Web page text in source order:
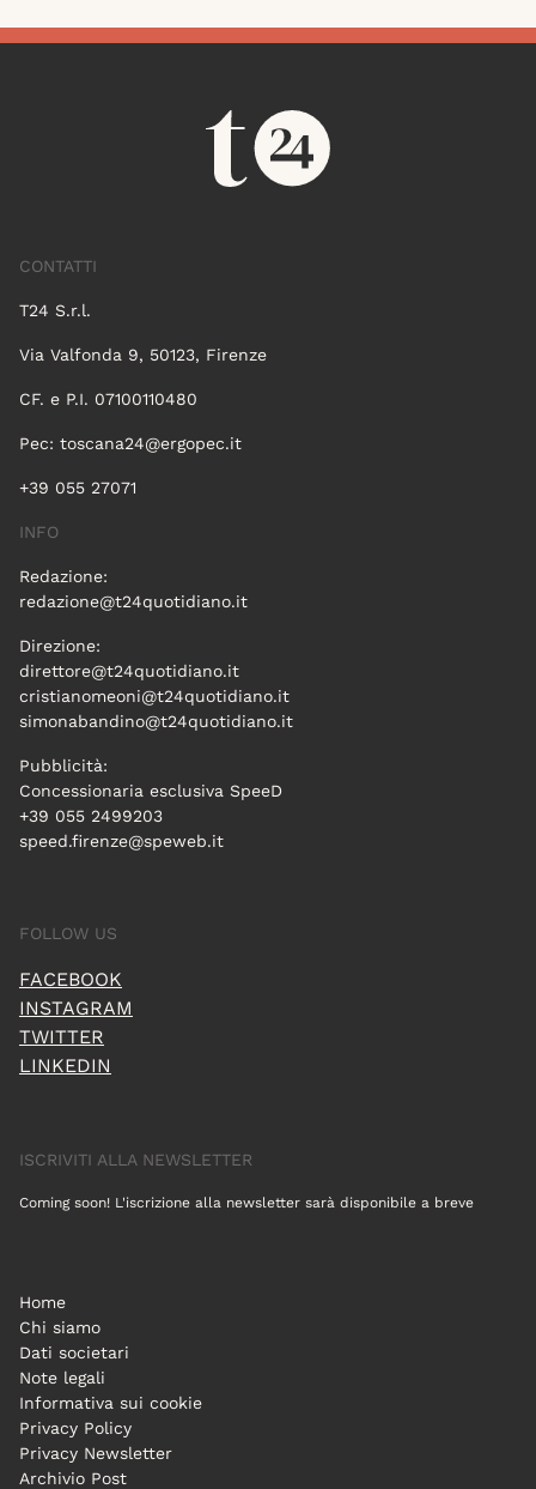
CONTATTI
T24 S.r.l.
Via Valfonda 9, 50123, Firenze
CF. e P.I. 07100110480
Pec: toscana24@ergopec.it
+39 055 27071
INFO
Redazione:
redazione@t24quotidiano.it
Direzione:
direttore@t24quotidiano.it
cristianomeoni@t24quotidiano.it
simonabandino@t24quotidiano.it
Pubblicità:
Concessionaria esclusiva SpeeD
+39 055 2499203
speed.firenze@speweb.it
FOLLOW US
FACEBOOK
INSTAGRAM
TWITTER
LINKEDIN
ISCRIVITI ALLA NEWSLETTER
Coming soon! L'iscrizione alla newsletter sarà disponibile a breve
Home
Chi siamo
Dati societari
Note legali
Informativa sui cookie
Privacy Policy
Privacy Newsletter
Archivio Post